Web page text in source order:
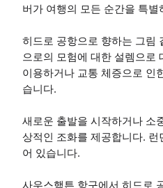
버가 여행의 모든 순간을 특
히드로 공항으로 향하는 그림
으로의 모험에 대한 설렘으로
이용하거나 교통 체증으로 인
습니다.
새로운 출발을 시작하거나 소
상적인 조화를 제공합니다.
어 있습니다.
사우스햄튼 항구에서 히드로